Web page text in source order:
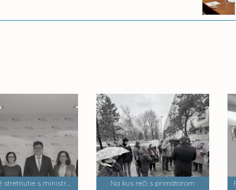
Pracovné stretnutie s ministrom školstva Jánom Horeckým Na kus reči s primátorom